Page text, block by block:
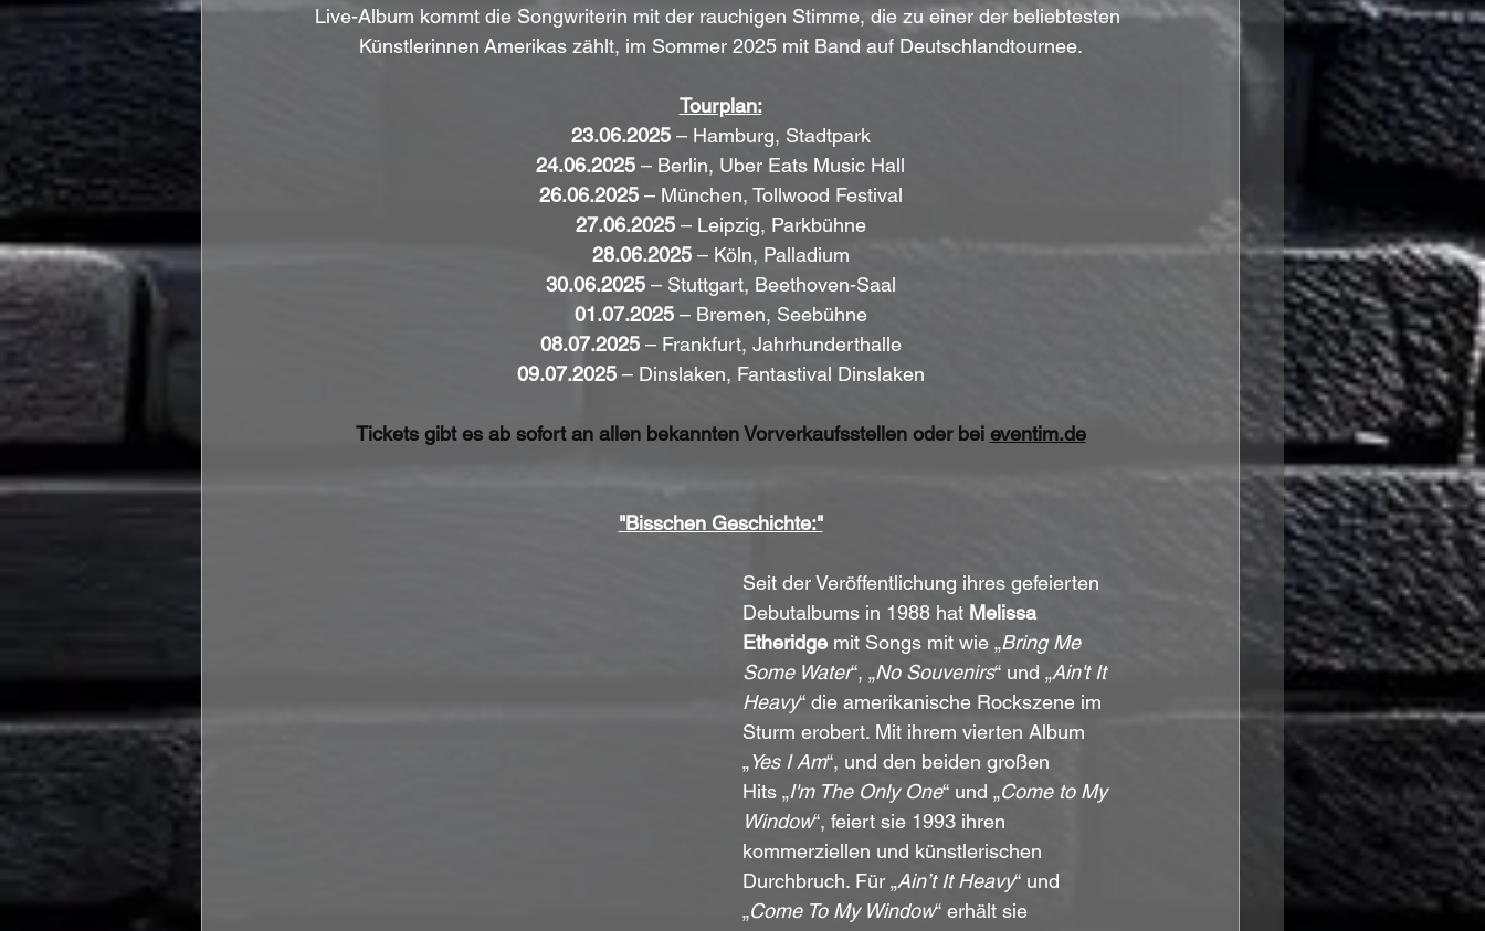
Live-Album kommt die Songwriterin mit der rauchigen Stimme, die zu einer der beliebtesten
Künstlerinnen Amerikas zählt, im Sommer 2025 mit Band auf Deutschlandtournee.
Tourplan:
23.06.2025 – Hamburg, Stadtpark
24.06.2025 – Berlin, Uber Eats Music Hall
26.06.2025 – München, Tollwood Festival
27.06.2025 – Leipzig, Parkbühne
28.06.2025 – Köln, Palladium
30.06.2025 – Stuttgart, Beethoven-Saal
01.07.2025 – Bremen, Seebühne
08.07.2025 – Frankfurt, Jahrhunderthalle
09.07.2025 – Dinslaken, Fantastival Dinslaken
Tickets gibt es ab sofort an allen bekannten Vorverkaufsstellen oder bei eventim.de
"Bisschen Geschichte:"
Seit der Veröffentlichung ihres gefeierten
Debutalbums in 1988 hat Melissa
Etheridge mit Songs mit wie „Bring Me
Some Water“, „No Souvenirs“ und „Ain't It
Heavy“ die amerikanische Rockszene im
Sturm erobert. Mit ihrem vierten Album
„Yes I Am“, und den beiden großen
Hits „I'm The Only One“ und „Come to My
Window“, feiert sie 1993 ihren
kommerziellen und künstlerischen
Durchbruch. Für „Ain’t It Heavy“ und
„Come To My Window“ erhält sie